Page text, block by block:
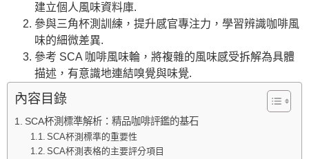
建立個人風味資料庫.
參與三角杯測訓練，提升感官專注力，學習辨識咖啡風
味的細微差異.
參考 SCA 咖啡風味輪，將複雜的風味感受拆解為具體
描述，有意識地連結嗅覺與味覺.
內容目錄
SCA杯測標準解析：精品咖啡評鑑的基石
SCA杯測標準的重要性
SCA杯測表格的主要評分項目